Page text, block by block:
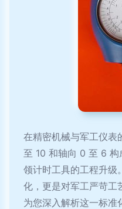
在精密机械与军工仪
至 10 和轴向 0 至 6 构
领计时工具的工程升级
化，更是对军工严苛
为您深入解析这一标准